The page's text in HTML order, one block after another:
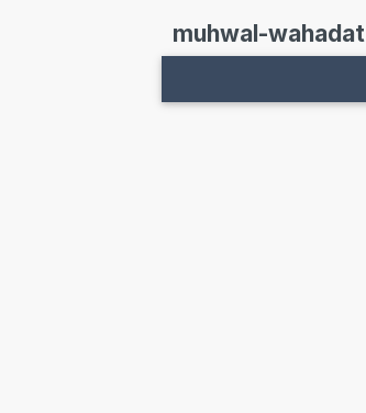
muhwal-wahadat